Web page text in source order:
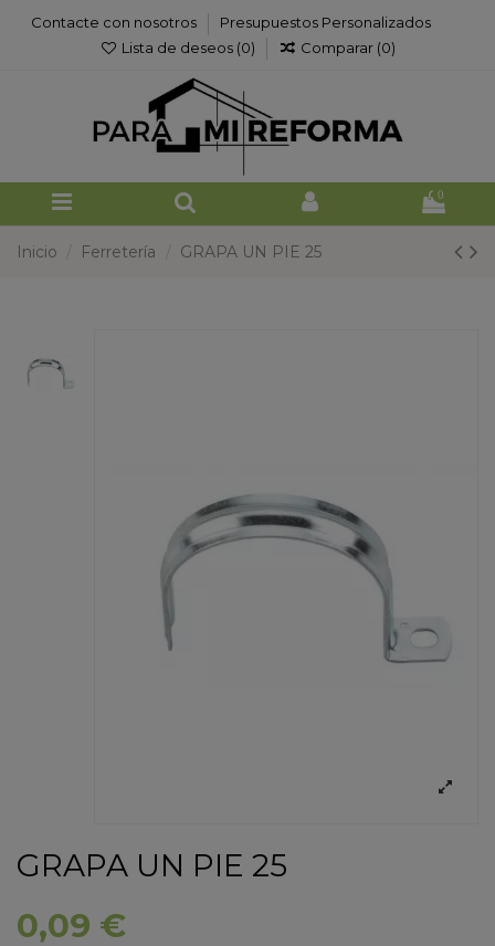
Contacte con nosotros
Presupuestos Personalizados
Lista de deseos (0) Comparar (0)
0
Inicio Ferretería GRAPA UN PIE 25
GRAPA UN PIE 25
0,09 €